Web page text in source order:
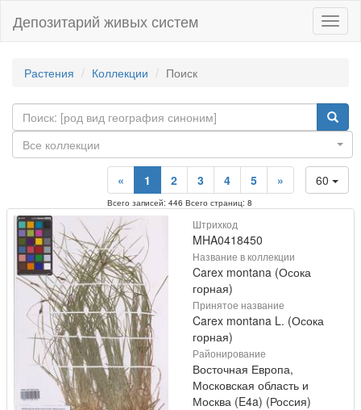
Депозитарий живых систем
Растения Коллекции Поиск
Все коллекции
60
« 1 2 3 4 5 »
Всего записей: 446 Всего страниц: 8
Штрихкод
MHA0418450
Название в коллекции
Carex montana (Осока
горная)
Принятое название
Carex montana L. (Осока
горная)
Районирование
Восточная Европа,
Московская область и
Москва (E4a) (Россия)